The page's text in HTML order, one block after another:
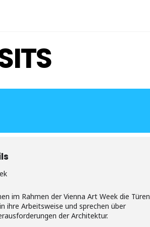
im Rahmen der Vienna Art Week die Türen
ihre Arbeitsweise und sprechen über
der Architektur.